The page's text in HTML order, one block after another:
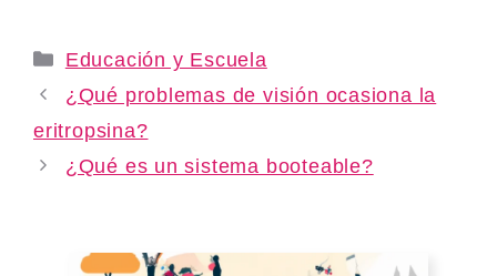
Categories
Educación y Escuela
¿Qué problemas de visión ocasiona la
eritropsina?
¿Qué es un sistema booteable?